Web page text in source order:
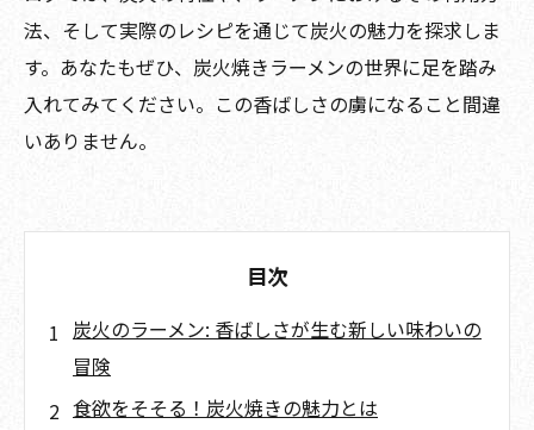
法、そして実際のレシピを通じて炭火の魅力を探求しま
す。あなたもぜひ、炭火焼きラーメンの世界に足を踏み
入れてみてください。この香ばしさの虜になること間違
いありません。
目次
炭火のラーメン: 香ばしさが生む新しい味わいの
冒険
食欲をそそる！炭火焼きの魅力とは